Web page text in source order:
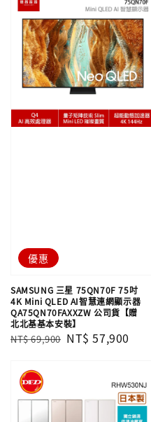
優惠
SAMSUNG 三星 75QN70F 75吋
4K Mini QLED AI智慧連網顯示器
QA75QN70FAXXZW 公司貨【贈
北北基基本安裝】
Regular
NT$ 69,900 Sale
NT$ 57,900